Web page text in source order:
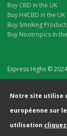
Buy CBD in the UK
Buy H4CBD in the UK
Buy Smoking
Buy Nootropics in
Express Highs ©
Notre site utilise
européenne sur
utilisation